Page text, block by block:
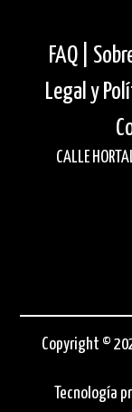
FAQ |
Legal y
CALLE
Copyright ©
Tecnología